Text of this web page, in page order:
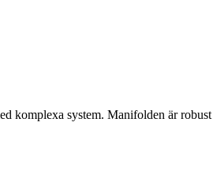
komplexa system. Manifolden är